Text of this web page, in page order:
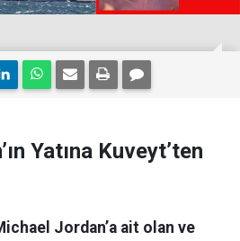
Yatına Kuveyt’ten
Jordan’a ait olan ve